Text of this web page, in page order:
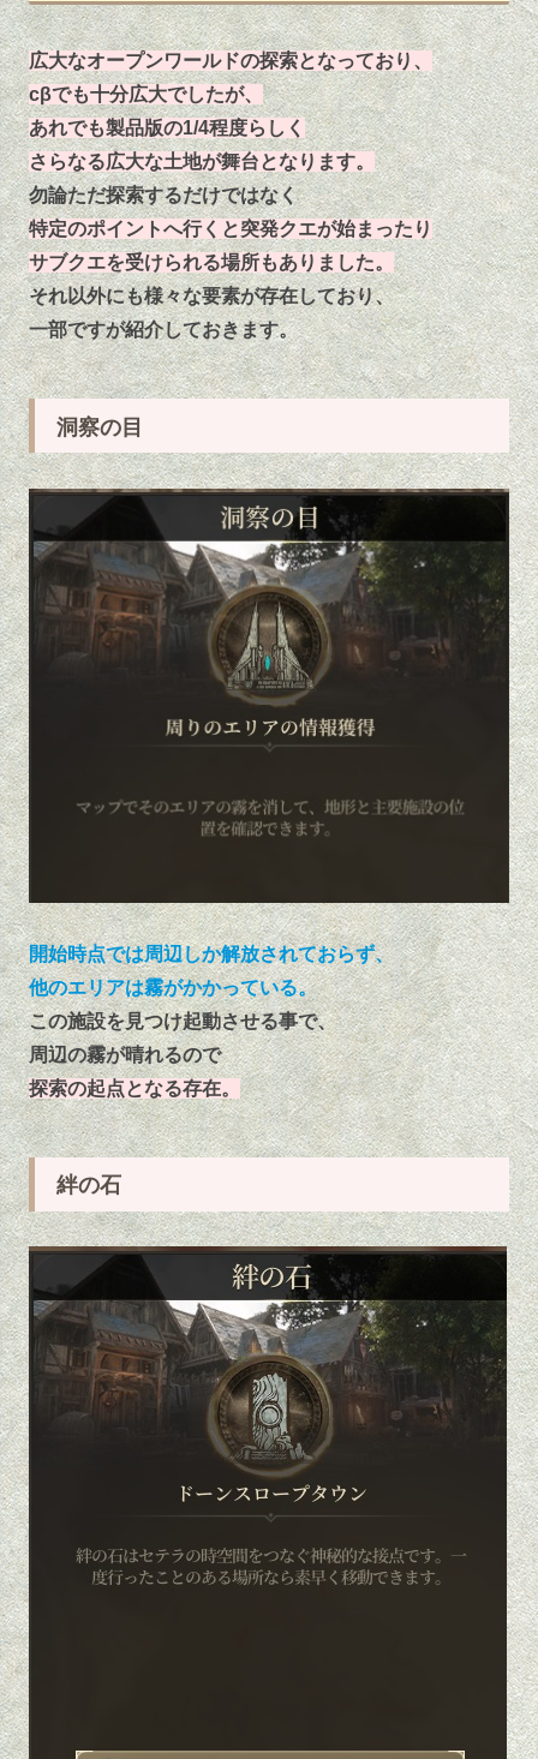
広大なオープンワールドの探索となっており、
cβでも十分広大でしたが、
あれでも製品版の1/4程度らしく
さらなる広大な土地が舞台となります。
勿論ただ探索するだけではなく
特定のポイントへ行くと突発クエが始まったり
サブクエを受けられる場所もありました。
それ以外にも様々な要素が存在しており、
一部ですが紹介しておきます。
洞察の目
開始時点では周辺しか解放されておらず、
他のエリアは霧がかかっている。
この施設を見つけ起動させる事で、
周辺の霧が晴れるので
探索の起点となる存在。
絆の石